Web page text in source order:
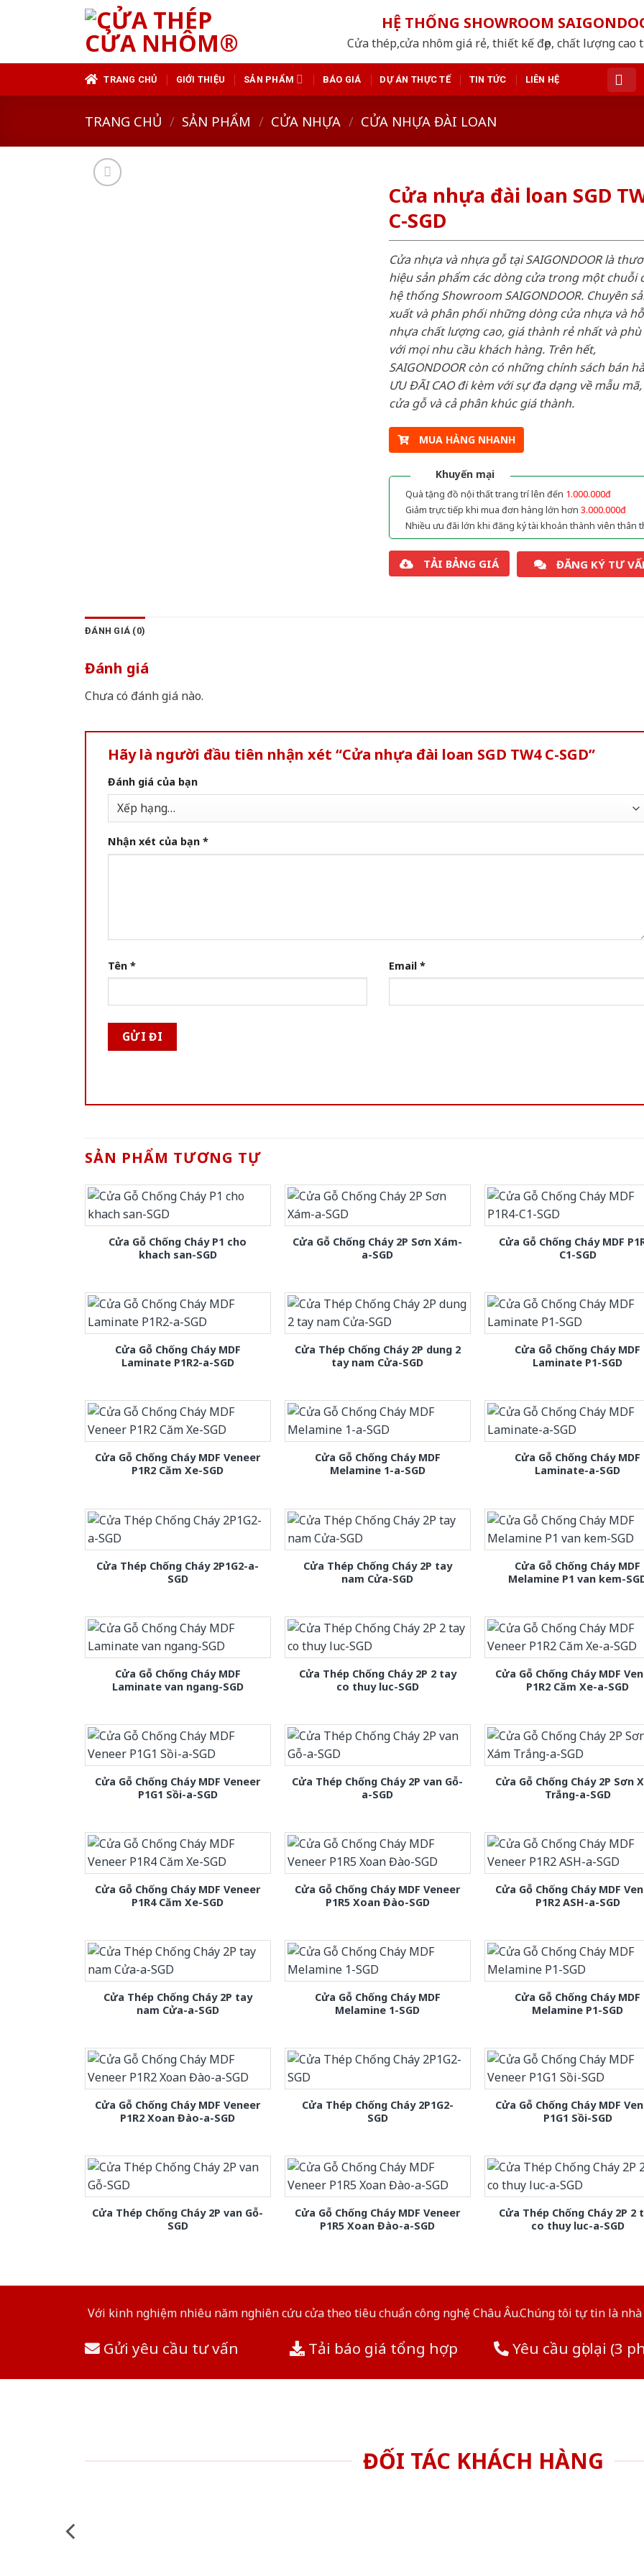
HỆ THỐNG SHOWROOM
Cửa thép,cửa nhôm giá rẻ, thiết kế đẹp, chất lượng cao
TRANG CHỦ GIỚI THIỆU SẢN PHẨM BÁO GIÁ DỰ ÁN THỰC TẾ TIN TỨC LIÊN HỆ
TRANG CHỦ / SẢN PHẨM / CỬA NHỰA / CỬA NHỰA ĐÀI LOAN
Cửa nhựa đài loan SGD
C-SGD
Cửa nhựa và nhựa gỗ tại SAIGONDOOR là
hiệu sản phẩm các dòng cửa trong một chuỗi
hệ thống Showroom SAIGONDOOR. Chuyên
xuất và phân phối những dòng cửa nhựa và
nhựa chất lượng cao, giá thành rẻ nhất và
với mọi nhu cầu khách hàng. Trên hết,
SAIGONDOOR còn có những chính sách bán
ƯU ĐÃI CAO đi kèm với sự đa dạng về mẫu
cửa gỗ và cả phân khúc giá thành.
MUA HÀNG NHANH
Khuyến mại
Quà tặng đồ nội thất trang trí lên đến 1.000.000đ
Giảm trực tiếp khi mua đơn hàng lớn hơn 3.000.000đ
Nhiều ưu đãi lớn khi đăng ký tài khoản thành viên thân
TẢI BẢNG GIÁ ĐĂNG KÝ TƯ
ĐÁNH GIÁ (0)
Đánh giá
Chưa có đánh giá nào.
Hãy là người đầu tiên nhận xét “Cửa nhựa đài loan SGD TW4 C-SGD”
Đánh giá của bạn
Nhận xét của bạn *
Tên * Email *
SẢN PHẨM TƯƠNG TỰ
Cửa Gỗ Chống Cháy P1 cho
khach san-SGD
Cửa Gỗ Chống Cháy 2P Sơn Xám-
a-SGD
Cửa Gỗ Chống Cháy MDF
C1-SGD
Cửa Gỗ Chống Cháy MDF
Laminate P1R2-a-SGD
Cửa Thép Chống Cháy 2P dung 2
tay nam Cửa-SGD
Cửa Gỗ Chống Cháy MDF
Laminate P1-SGD
Cửa Gỗ Chống Cháy MDF Veneer
P1R2 Căm Xe-SGD
Cửa Gỗ Chống Cháy MDF
Melamine 1-a-SGD
Cửa Gỗ Chống Cháy MDF
Laminate-a-SGD
Cửa Thép Chống Cháy 2P1G2-a-
SGD
Cửa Thép Chống Cháy 2P tay
nam Cửa-SGD
Cửa Gỗ Chống Cháy MDF
Melamine P1 van kem-
Cửa Gỗ Chống Cháy MDF
Laminate van ngang-SGD
Cửa Thép Chống Cháy 2P 2 tay
co thuy luc-SGD
Cửa Gỗ Chống Cháy MDF
P1R2 Căm Xe-a-SGD
Cửa Gỗ Chống Cháy MDF Veneer
P1G1 Sồi-a-SGD
Cửa Thép Chống Cháy 2P van Gỗ-
a-SGD
Cửa Gỗ Chống Cháy 2P Sơn
Trắng-a-SGD
Cửa Gỗ Chống Cháy MDF Veneer
P1R4 Căm Xe-SGD
Cửa Gỗ Chống Cháy MDF Veneer
P1R5 Xoan Đào-SGD
Cửa Gỗ Chống Cháy MDF
P1R2 ASH-a-SGD
Cửa Thép Chống Cháy 2P tay
nam Cửa-a-SGD
Cửa Gỗ Chống Cháy MDF
Melamine 1-SGD
Cửa Gỗ Chống Cháy MDF
Melamine P1-SGD
Cửa Gỗ Chống Cháy MDF Veneer
P1R2 Xoan Đào-a-SGD
Cửa Thép Chống Cháy 2P1G2-
SGD
Cửa Gỗ Chống Cháy MDF
P1G1 Sồi-SGD
Cửa Thép Chống Cháy 2P van Gỗ-
SGD
Cửa Gỗ Chống Cháy MDF Veneer
P1R5 Xoan Đào-a-SGD
Cửa Thép Chống Cháy 2P 2
co thuy luc-a-SGD
Với kinh nghiệm nhiêu năm nghiên cứu cửa theo tiêu chuẩn công nghệ Châu Âu.Chúng tôi tự tin là
Gửi yêu cầu tư vấn Tải báo giá tổng hợp Yêu cầu gọi lại (3
ĐỐI TÁC KHÁCH HÀNG